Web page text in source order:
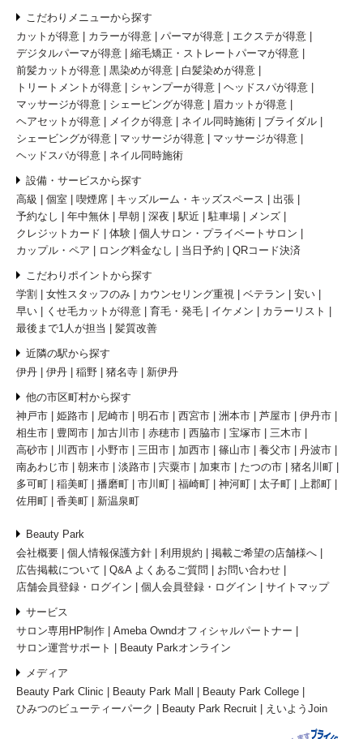
こだわりメニューから探す
カットが得意
カラーが得意 パーマが得意
エクステが得意
デジタルパーマが得意
縮毛矯正・ストレートパーマが得意
前髪カットが得意
黒染めが得意
白髪染めが得意
トリートメントが得意
シャンプーが得意
ヘッドスパが得意
マッサージが得意
シェービングが得意
眉カットが得意
ヘアセットが得意
メイクが得意 ネイル同時施術
ブライダル
シェービングが得意
マッサージが得意
マッサージが得意
ヘッドスパが得意
ネイル同時施術
設備・サービスから探す
高級
個室 喫煙席 キッズルーム・キッズスペース
出張
予約なし
年中無休 早朝 深夜 駅近 駐車場
メンズ
クレジットカード
体験
個人サロン・プライベートサロン
カップル・ペア
ロング料金なし 当日予約 QRコード決済
こだわりポイントから探す
学割
女性スタッフのみ カウンセリング重視 ベテラン
安い
早い
くせ毛カットが得意 育毛・発毛 イケメン
カラーリスト
最後まで1人が担当
髪質改善
近隣の駅から探す
伊丹
伊丹 稲野 猪名寺 新伊丹
他の市区町村から探す
神戸市
姫路市 尼崎市 明石市 西宮市 洲本市 芦屋市
伊丹市
相生市
豊岡市 加古川市 赤穂市 西脇市 宝塚市
三木市
高砂市
川西市 小野市 三田市 加西市 篠山市 養父市
丹波市
南あわじ市
朝来市 淡路市 宍粟市 加東市 たつの市
猪名川町
多可町
稲美町 播磨町 市川町 福崎町 神河町 太子町
上郡町
佐用町
香美町 新温泉町
Beauty Park
会社概要
個人情報保護方針 利用規約
掲載ご希望の店舗様へ
広告掲載について
Q&A よくあるご質問
お問い合わせ
店舗会員登録・ログイン
個人会員登録・ログイン サイトマップ
サービス
サロン専用HP制作
Ameba Owndオフィシャルパートナー
サロン運営サポート
Beauty Parkオンライン
メディア
Beauty Park Clinic
Beauty Park Mall
Beauty Park College
ひみつのビューティーパーク
Beauty Park Recruit えいようJoin